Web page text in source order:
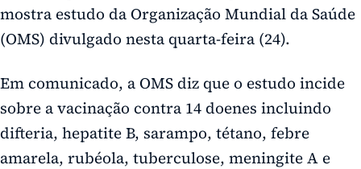
mostra estudo da Organização Mundial da Saúde
(OMS) divulgado nesta quarta-feira (24).
Em comunicado, a OMS diz que o estudo incide
sobre a vacinação contra 14 doenes incluindo
difteria, hepatite B, sarampo, tétano, febre
amarela, rubéola, tuberculose, meningite A e